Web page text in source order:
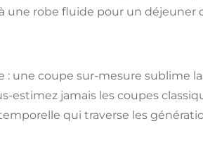
robe fluide pour un déjeuner
: une coupe sur-mesure sublime
estimez jamais les coupes
qui traverse les